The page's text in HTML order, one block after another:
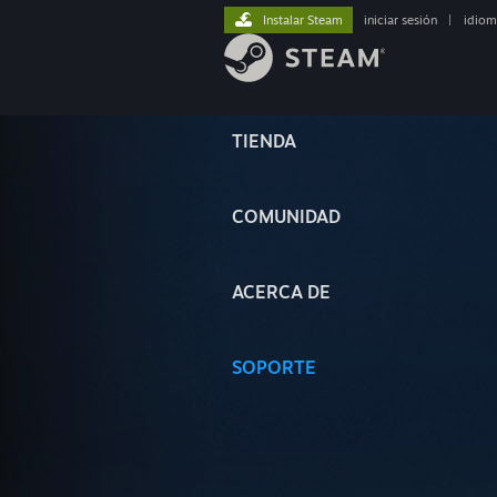
TIENDA
COMUNIDAD
ACERCA DE
SOPORTE
Instalar Steam iniciar sesión